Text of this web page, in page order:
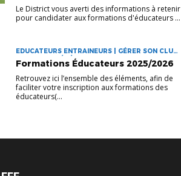
Le District vous averti des informations à retenir
pour candidater aux formations d'éducateurs ...
EDUCATEURS ENTRAINEURS | GÉRER SON CLUB |
PARCOURS BÉNÉVOLE
Formations Éducateurs 2025/2026
Retrouvez ici l’ensemble des éléments, afin de
faciliter votre inscription aux formations des
éducateurs(...